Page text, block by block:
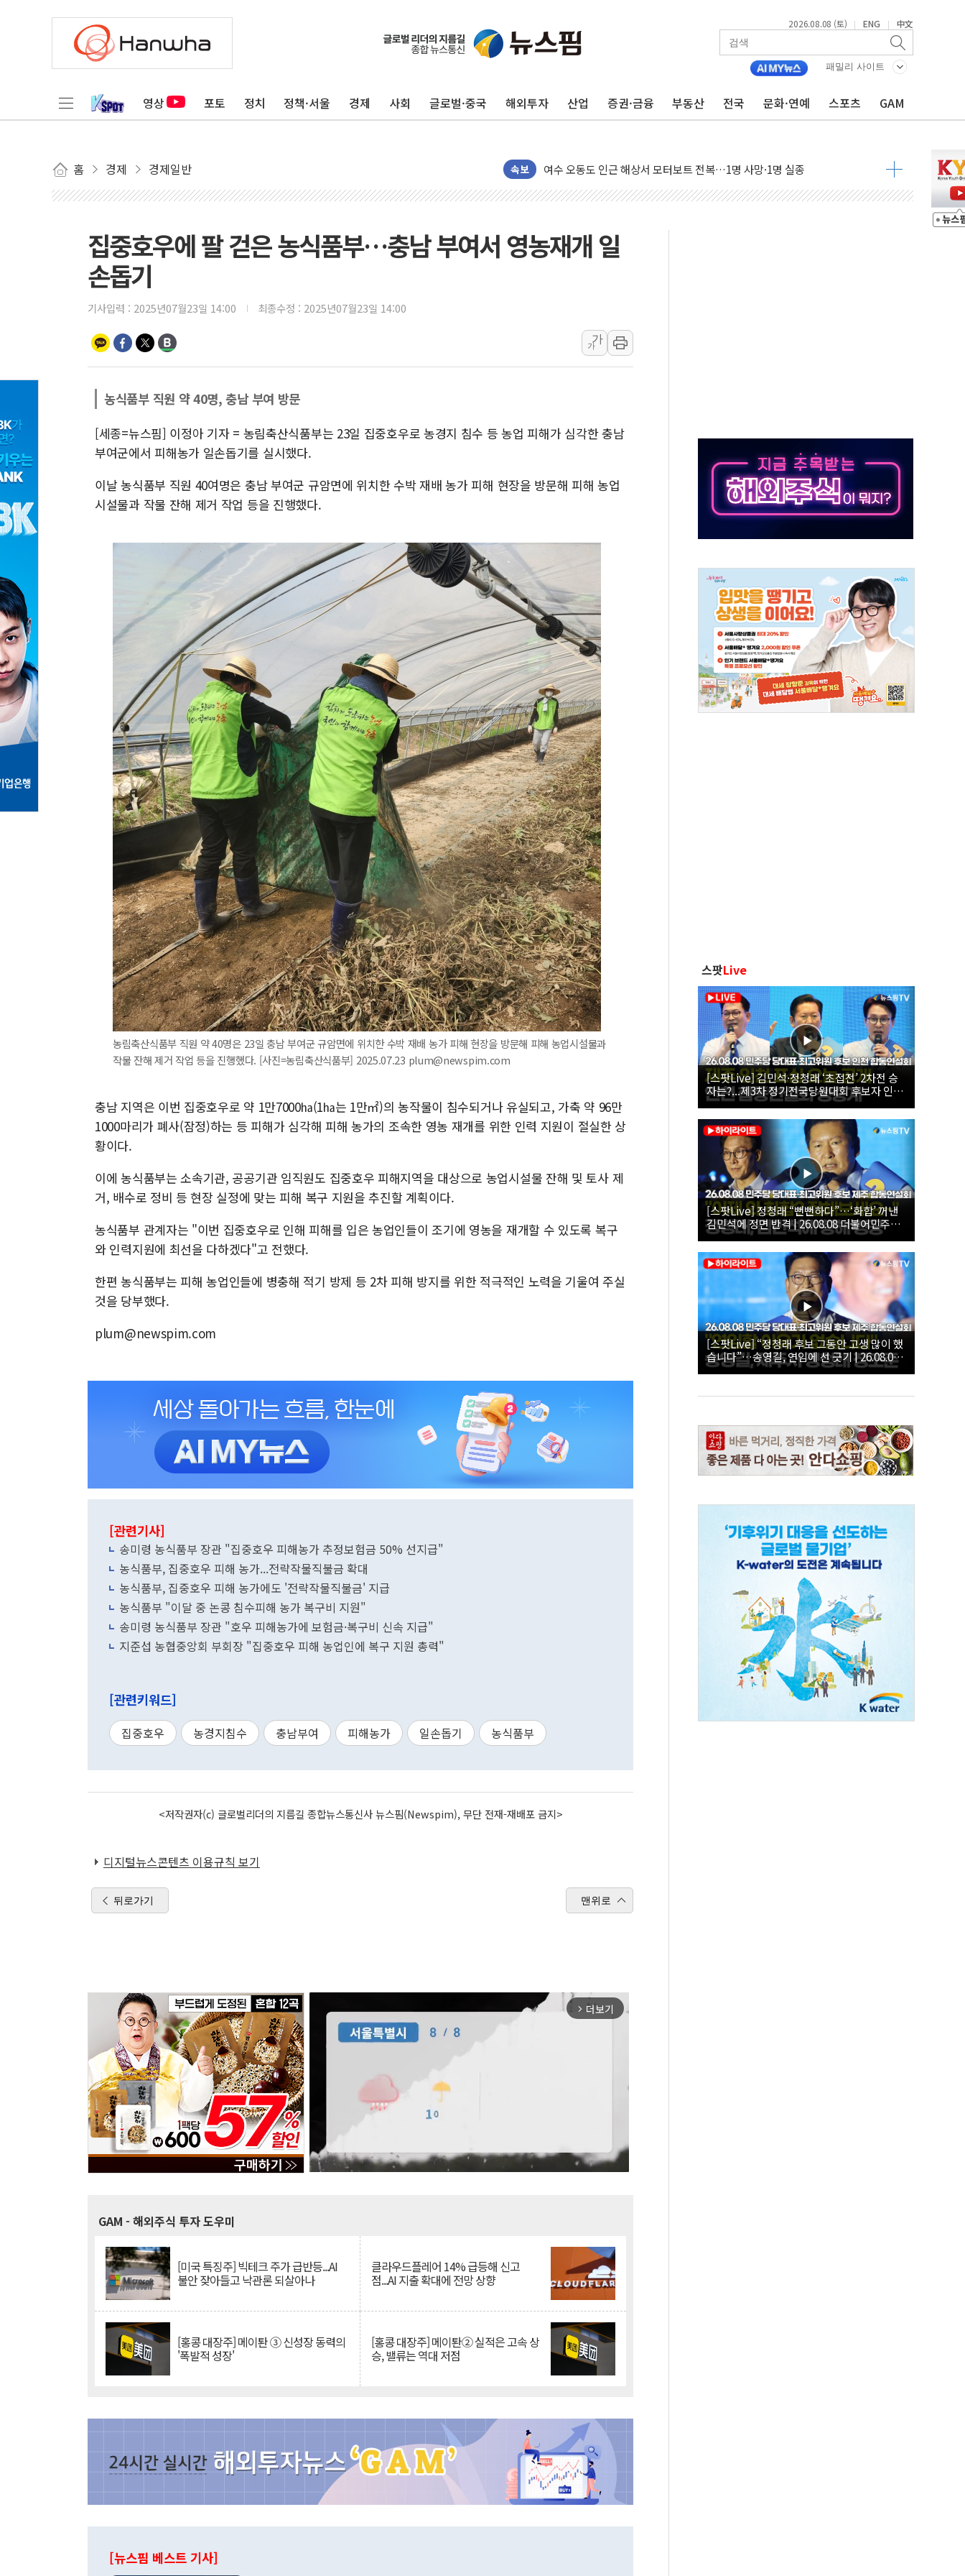
2026.08.08 (토) | ENG | 中文
패밀리 사이트
영상 포토 정치 정책·서울 경제 사회 글로벌·중국 해외투자 산업 증권·금융 부동산 전국 문화·연예 스포츠 GAM
홈 경제 경제일반 속보
美, 이란전 출구전략 만지작…공습 한계·탄약 부족 현실화
강릉·동해·삼척 시간당 최대 50㎜ 폭우…강원 동해안 강한 비 어어져
서울 중랑구 주택가서 흉기 난동…60대 남성 2명 숨져
추미애, '위안부' 피해자 기림의 날 참석..."국제적 시민 연대로 목소리 내야"
인천 선재도 갯벌서 해루질 중 실종 60대 나흘만에 숨진 채 발견
'화합' 꺼낸 김민석에 '뻔뻔' 받아친 정청래…제주 연설서 신경전 고조
李대통령, ISA 개편 재검토 지시…與 "적극 환영"·野 "졸속 국정"
인제 용대리 계곡서 수위 상승으로 피서객 7명 고립…전원 구조
동해시, 11~14일 '별똥별 멍' 운영…페르세우스 유성우 관측
폭염에 車 운전면허 기능시험 오전 집중 편성…체감온도 38도 넘으면 중단
집중호우에 팔 걷은 농식품부…충남 부여서 영농재개 일
손돕기
기사입력 : 2025년07월23일 14:00 최종수정 : 2025년07월23일 14:00
가
가
농식품부 직원 약 40명, 충남 부여 방문
[세종=뉴스핌] 이정아 기자 = 농림축산식품부는 23일 집중호우로 농경지 침수 등 농업 피해가 심각한 충남
부여군에서 피해농가 일손돕기를 실시했다.
이날 농식품부 직원 40여명은 충남 부여군 규암면에 위치한 수박 재배 농가 피해 현장을 방문해 피해 농업
시설물과 작물 잔해 제거 작업 등을 진행했다.
농림축산식품부 직원 약 40명은 23일 충남 부여군 규암면에 위치한 수박 재배 농가 피해 현장을 방문해 피해 농업시설물과
작물 잔해 제거 작업 등을 진행했다. [사진=농림축산식품부] 2025.07.23 plum@newspim.com
충남 지역은 이번 집중호우로 약 1만7000㏊(1㏊는 1만㎡)의 농작물이 침수되거나 유실되고, 가축 약 96만
1000마리가 폐사(잠정)하는 등 피해가 심각해 피해 농가의 조속한 영농 재개를 위한 인력 지원이 절실한 상
황이다.
이에 농식품부는 소속기관, 공공기관 임직원도 집중호우 피해지역을 대상으로 농업시설물 잔해 및 토사 제
거, 배수로 정비 등 현장 실정에 맞는 피해 복구 지원을 추진할 계획이다.
농식품부 관계자는 "이번 집중호우로 인해 피해를 입은 농업인들이 조기에 영농을 재개할 수 있도록 복구
와 인력지원에 최선을 다하겠다"고 전했다.
한편 농식품부는 피해 농업인들에 병충해 적기 방제 등 2차 피해 방지를 위한 적극적인 노력을 기울여 주실
것을 당부했다.
plum@newspim.com
[관련기사]
송미령 농식품부 장관 "집중호우 피해농가 추정보험금 50% 선지급"
농식품부, 집중호우 피해 농가...전략작물직불금 확대
농식품부, 집중호우 피해 농가에도 '전략작물직불금' 지급
농식품부 "이달 중 논콩 침수피해 농가 복구비 지원"
송미령 농식품부 장관 "호우 피해농가에 보험금·복구비 신속 지급"
지준섭 농협중앙회 부회장 "집중호우 피해 농업인에 복구 지원 총력"
[관련키워드]
집중호우 농경지침수 충남부여 피해농가 일손돕기 농식품부
<저작권자(c) 글로벌리더의 지름길 종합뉴스통신사 뉴스핌(Newspim), 무단 전재-재배포 금지>
디지털뉴스콘텐츠 이용규칙 보기
뒤로가기 맨위로
arrow_forward_ios 더보기
GAM - 해외주식 투자 도우미
[미국 특징주] 빅테크 주가 급반등...AI
불안 잦아들고 낙관론 되살아나
클라우드플레어 14% 급등해 신고
점...AI 지출 확대에 전망 상향
[홍콩 대장주] 메이퇀 ③ 신성장 동력의
'폭발적 성장'
[홍콩 대장주] 메이퇀② 실적은 고속 상
승, 밸류는 역대 저점
[뉴스핌 베스트 기사]
스팟Live
[스팟Live] 김민석·정청래 ‘초접전’ 2차전 승
자는?...제3차 정기전국당원대회 후보자 인천
합동연설회 생중계 | 26.08.08
[스팟Live] 정청래 “뻔뻔하다”…‘화합’ 꺼낸
김민석에 정면 반격 | 26.08.08 더불어민주당
당대표·최고위원 후보 제주 합동연설회
[스팟Live] “정청래 후보 그동안 고생 많이 했
습니다”…송영길, 연임에 선 긋기 | 26.08.08
더불어민주당 당대표·최고위원 후보 제주 합